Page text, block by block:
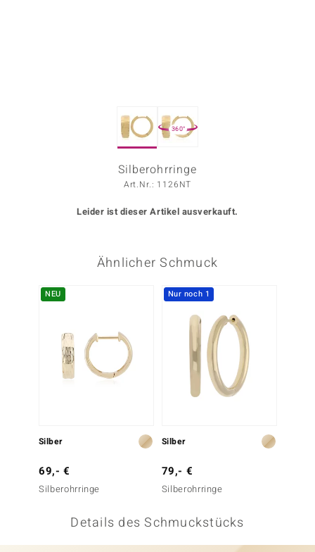
360°
Silberohrringe
Art.Nr.: 1126NT
Leider ist dieser Artikel ausverkauft.
Ähnlicher Schmuck
NEU
Silber
69,- €
Silberohrringe
Nur noch 1
Silber
79,- €
Silberohrringe
Details des Schmuckstücks